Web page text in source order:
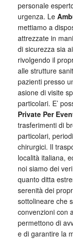
personale
urgenza. Le
mettiamo a
attrezzate in
di sicurezza sia
rivolgendo il
alle strutture
pazienti presso
asione di visite
particolari. E’
Private Per
trasferimenti di
particolari,
chirurgici. Il
località italiana,
noi siamo dei
quanto ditta
serenità dei
sottolineare che
convenzioni con
permettono di
e di garantire la